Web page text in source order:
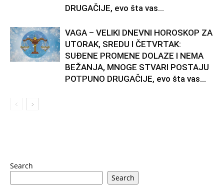
DRUGAČIJE, evo šta vas...
VAGA – VELIKI DNEVNI HOROSKOP ZA
UTORAK, SREDU I ČETVRTAK:
SUĐENE PROMENE DOLAZE I NEMA
BEŽANJA, MNOGE STVARI POSTAJU
POTPUNO DRUGAČIJE, evo šta vas...
Search
Search